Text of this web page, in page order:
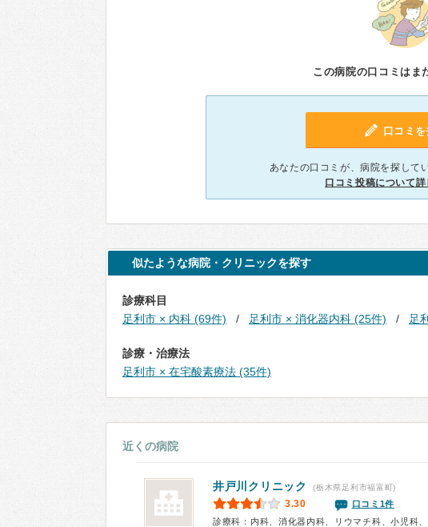
この病院の口コミはま
口コミ
あなたの口コミが、病院を探して
口コミ投稿について
似たような病院・クリニックを探す
診療科目
足利市 × 内科 (69件)
足利市 × 消化器内科 (25件) 足
診療・治療法
足利市 × 在宅酸素療法 (35件)
近くの病院
井戸川クリニック (栃木県足利市福富町)
3.30
口コミ1件
診療科：内科、消化器内科、リウマチ科、小児科